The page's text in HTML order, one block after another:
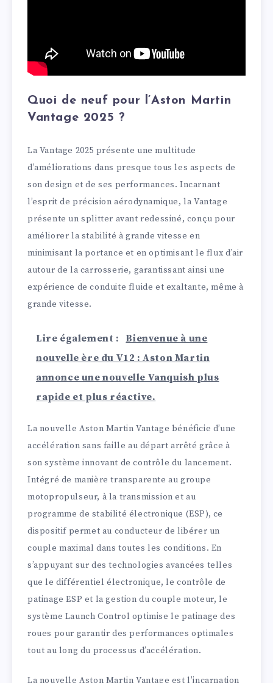
Quoi de neuf pour l’Aston Martin
Vantage 2025 ?
La Vantage 2025 présente une multitude
d’améliorations dans presque tous les aspects de
son design et de ses performances. Incarnant
l’esprit de précision aérodynamique, la Vantage
présente un splitter avant redessiné, conçu pour
améliorer la stabilité à grande vitesse en
minimisant la portance et en optimisant le flux d’air
autour de la carrosserie, garantissant ainsi une
expérience de conduite fluide et exaltante, même à
grande vitesse.
Lire également :
Bienvenue à une
nouvelle ère du V12 : Aston Martin
annonce une nouvelle Vanquish plus
rapide et plus réactive.
La nouvelle Aston Martin Vantage bénéficie d’une
accélération sans faille au départ arrêté grâce à
son système innovant de contrôle du lancement.
Intégré de manière transparente au groupe
motopropulseur, à la transmission et au
programme de stabilité électronique (ESP), ce
dispositif permet au conducteur de libérer un
couple maximal dans toutes les conditions. En
s’appuyant sur des technologies avancées telles
que le différentiel électronique, le contrôle de
patinage ESP et la gestion du couple moteur, le
système Launch Control optimise le patinage des
roues pour garantir des performances optimales
tout au long du processus d’accélération.
La nouvelle Aston Martin Vantage est l’incarnation